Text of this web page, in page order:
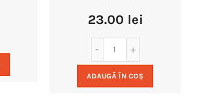
23.00 lei
ADAUGĂ ÎN COȘ